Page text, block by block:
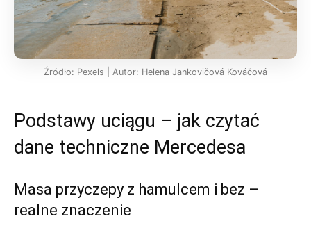
Źródło: Pexels | Autor: Helena Jankovičová Kováčová
Podstawy uciągu – jak czytać
dane techniczne Mercedesa
Masa przyczepy z hamulcem i bez –
realne znaczenie